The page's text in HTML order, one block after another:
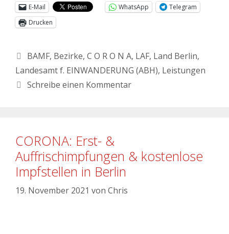
E-Mail
WhatsApp
Telegram
Drucken
BAMF, Bezirke, C O R O N A, LAF, Land Berlin,
Landesamt f. EINWANDERUNG (ABH), Leistungen
Schreibe einen Kommentar
CORONA: Erst- &
Auffrischimpfungen & kostenlose
Impfstellen in Berlin
19. November 2021 von Chris